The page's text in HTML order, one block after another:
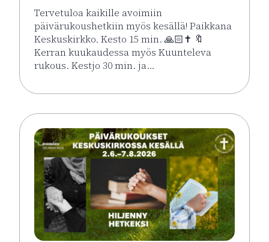
Tervetuloa kaikille avoimiin
päivärukoushetkiin myös kesällä! Paikkana
Keskuskirkko. Kesto 15 min. 🙏🏻✝️ 🔖
Kerran kuukaudessa myös Kuunteleva
rukous. Kestjo 30 min. ja…
Lue lisää tapahtumasta Kesän rukoushetket